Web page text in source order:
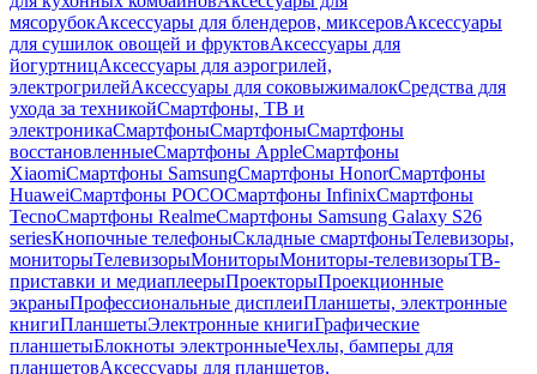
мясорубокАксессуары для блендеров, миксеровАксессуары
для сушилок овощей и фруктовАксессуары для
йогуртницАксессуары для аэрогрилей,
электрогрилейАксессуары для соковыжималокСредства для
ухода за техникойСмартфоны, ТВ и
электроникаСмартфоныСмартфоныСмартфоны
восстановленныеСмартфоны AppleСмартфоны
XiaomiСмартфоны SamsungСмартфоны HonorСмартфоны
HuaweiСмартфоны POCOСмартфоны InfinixСмартфоны
TecnoСмартфоны RealmeСмартфоны Samsung Galaxy S26
seriesКнопочные телефоныСкладные смартфоныТелевизоры,
мониторыТелевизорыМониторыМониторы-телевизорыТВ-
приставки и медиаплеерыПроекторыПроекционные
экраныПрофессиональные дисплеиПланшеты, электронные
книгиПланшетыЭлектронные книгиГрафические
планшетыБлокноты электронныеЧехлы, бамперы для
планшетовАксессуары для планшетов,